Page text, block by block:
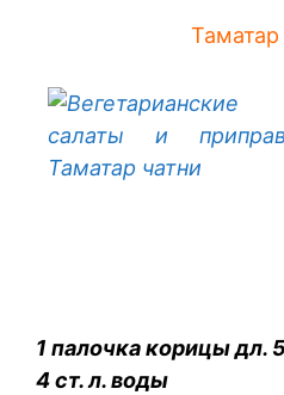
Таматар
1 палочка корицы дл.
4 ст. л. воды